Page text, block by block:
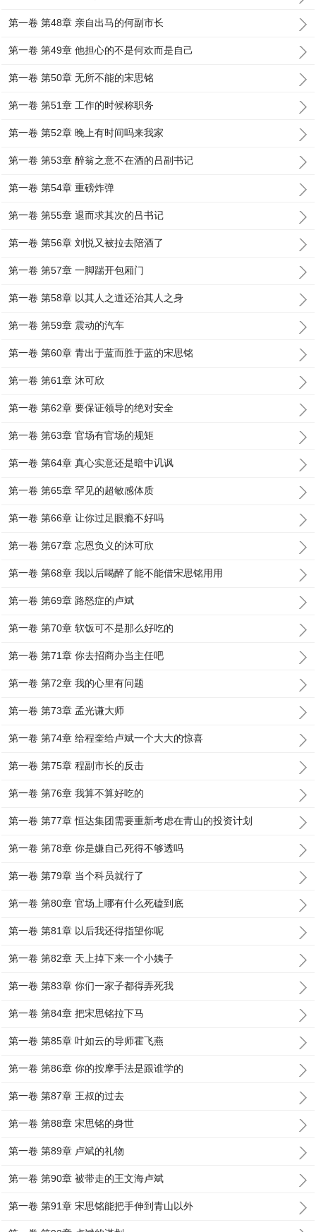
第一卷 第48章 亲自出马的何副市长
第一卷 第49章 他担心的不是何欢而是自己
第一卷 第50章 无所不能的宋思铭
第一卷 第51章 工作的时候称职务
第一卷 第52章 晚上有时间吗来我家
第一卷 第53章 醉翁之意不在酒的吕副书记
第一卷 第54章 重磅炸弹
第一卷 第55章 退而求其次的吕书记
第一卷 第56章 刘悦又被拉去陪酒了
第一卷 第57章 一脚踹开包厢门
第一卷 第58章 以其人之道还治其人之身
第一卷 第59章 震动的汽车
第一卷 第60章 青出于蓝而胜于蓝的宋思铭
第一卷 第61章 沐可欣
第一卷 第62章 要保证领导的绝对安全
第一卷 第63章 官场有官场的规矩
第一卷 第64章 真心实意还是暗中讥讽
第一卷 第65章 罕见的超敏感体质
第一卷 第66章 让你过足眼瘾不好吗
第一卷 第67章 忘恩负义的沐可欣
第一卷 第68章 我以后喝醉了能不能借宋思铭用用
第一卷 第69章 路怒症的卢斌
第一卷 第70章 软饭可不是那么好吃的
第一卷 第71章 你去招商办当主任吧
第一卷 第72章 我的心里有问题
第一卷 第73章 孟光谦大师
第一卷 第74章 给程奎给卢斌一个大大的惊喜
第一卷 第75章 程副市长的反击
第一卷 第76章 我算不算好吃的
第一卷 第77章 恒达集团需要重新考虑在青山的投资计划
第一卷 第78章 你是嫌自己死得不够透吗
第一卷 第79章 当个科员就行了
第一卷 第80章 官场上哪有什么死磕到底
第一卷 第81章 以后我还得指望你呢
第一卷 第82章 天上掉下来一个小姨子
第一卷 第83章 你们一家子都得弄死我
第一卷 第84章 把宋思铭拉下马
第一卷 第85章 叶如云的导师霍飞燕
第一卷 第86章 你的按摩手法是跟谁学的
第一卷 第87章 王叔的过去
第一卷 第88章 宋思铭的身世
第一卷 第89章 卢斌的礼物
第一卷 第90章 被带走的王文海卢斌
第一卷 第91章 宋思铭能把手伸到青山以外